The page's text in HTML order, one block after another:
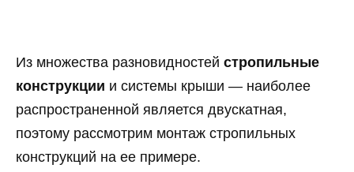
Из множества разновидностей стропильные
конструкции и системы крыши — наиболее
распространенной является двускатная,
поэтому рассмотрим монтаж стропильных
конструкций на ее примере.